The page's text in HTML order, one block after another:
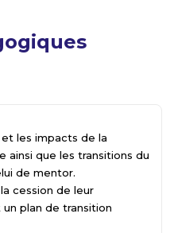
les impacts de la
ainsi que les transitions du
de mentor.
cession de leur
plan de transition